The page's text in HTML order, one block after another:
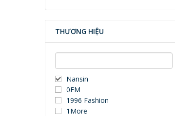
THƯƠNG HIỆU
Nansin
0EM
1996 Fashion
1More